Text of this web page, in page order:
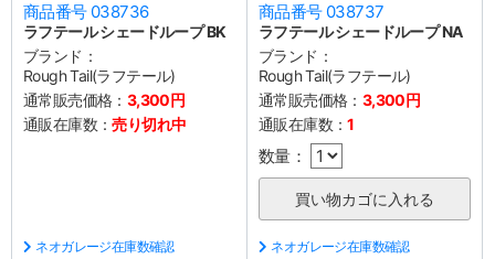
商品番号 038736
ラフテール シェードループ BK
ブランド：
Rough Tail(ラフテール)
通常販売価格： 3,300円
通販在庫数：売り切れ中
ネオガレージ在庫数確認
商品番号 038737
ラフテール シェードループ NA
ブランド：
Rough Tail(ラフテール)
通常販売価格： 3,300円
通販在庫数：1
数量：
ネオガレージ在庫数確認